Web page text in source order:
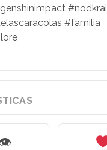
#nodkrai
#familia